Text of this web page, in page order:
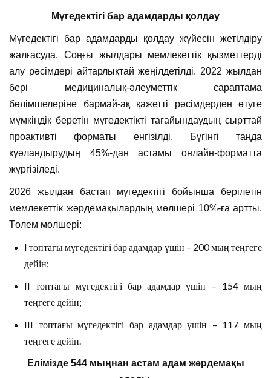
Мүгедектігі бар адамдарды қолдау
Мүгедектігі бар адамдарды қолдау жүйесін жетілдіру
жалғасуда. Соңғы жылдары мемлекеттік қызметтерді
алу рәсімдері айтарлықтай жеңілдетілді. 2022 жылдан
бері медициналық-әлеуметтік сараптама
бөлімшелеріне бармай-ақ қажетті рәсімдерден өтуге
мүмкіндік беретін мүгедектікті тағайындаудың сырттай
проактивті форматы енгізілді. Бүгінгі таңда
куәландырудың 45%-дан астамы онлайн-форматта
жүргізіледі.
2026 жылдан бастап мүгедектігі бойынша берілетін
мемлекеттік жәрдемақылардың мөлшері 10%-ға артты.
Төлем мөлшері:
I топтағы мүгедектігі бар адамдар үшін – 200 мың теңгеге
дейін;
II топтағы мүгедектігі бар адамдар үшін – 154 мың
теңгеге дейін;
III топтағы мүгедектігі бар адамдар үшін – 117 мың
теңгеге дейін.
Елімізде 544 мыңнан астам адам жәрдемақы